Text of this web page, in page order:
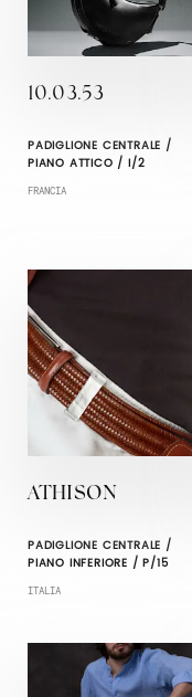
10.03.53
PADIGLIONE CENTRALE /
PIANO ATTICO / I/2
FRANCIA
ATHISON
PADIGLIONE CENTRALE /
PIANO INFERIORE / P/15
ITALIA